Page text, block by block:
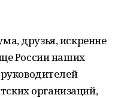
друзья, искренне
России наших
организаций,